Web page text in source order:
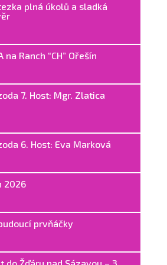
plná úkolů a sladká
Ranch “CH” Ořešín
7. Host: Mgr. Zlatica
6. Host: Eva Marková
2026
prvňáčky